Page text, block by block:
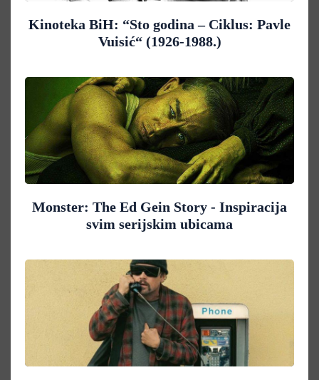
Kinoteka BiH: “Sto godina – Ciklus: Pavle
Vuisić“ (1926-1988.)
Monster: The Ed Gein Story - Inspiracija
svim serijskim ubicama